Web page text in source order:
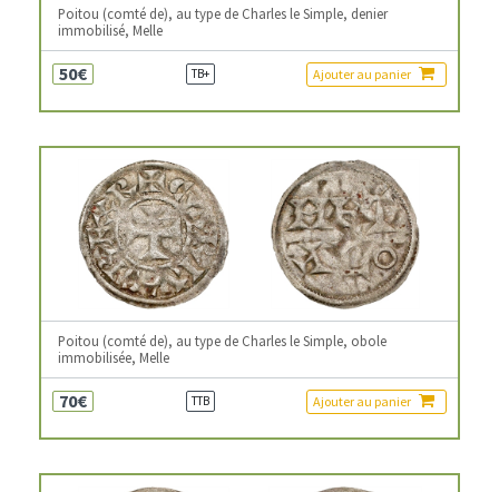
Poitou (comté de), au type de Charles le Simple, denier
immobilisé, Melle
50€ TB+ Ajouter au panier
Poitou (comté de), au type de Charles le Simple, obole
immobilisée, Melle
70€ TTB Ajouter au panier